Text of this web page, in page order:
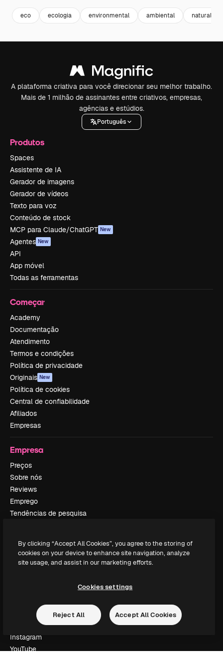
eco ecologia environmental ambiental natural
A plataforma criativa para você direcionar seu melhor trabalho.
Mais de 1 milhão de assinantes entre criativos, empresas,
agências e estúdios.
Português
Produtos
Spaces
Assistente de IA
Gerador de imagens
Gerador de vídeos
Texto para voz
Conteúdo de stock
MCP para Claude/ChatGPT New
Agentes New
API
App móvel
Todas as ferramentas
Começar
Academy
Documentação
Atendimento
Termos e condições
Política de privacidade
Originais New
Política de cookies
Central de confiabilidade
Afiliados
Empresas
Empresa
Preços
Sobre nós
Reviews
Emprego
Tendências de pesquisa
Slidesgo
Vender conteúdo
Procurando por magnific.ai?
Siga-nos
Suporte ao cliente
Instagram
YouTube
By clicking “Accept All Cookies”, you agree to the storing of
cookies on your device to enhance site navigation, analyze
site usage, and assist in our marketing efforts.
Cookies settings
Reject All Accept All Cookies